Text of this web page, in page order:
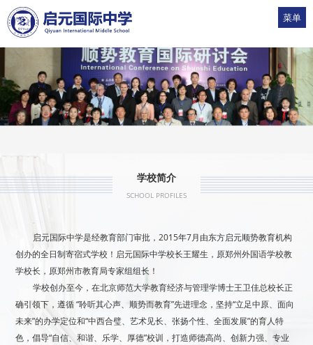
菜单
学校简介
SCHOOL PROFILES
启元国际中学是经教育部门审批，2015年7月由东方启元顺势教育机构
创办的全日制寄宿式学校！启元国际中学校长王耀生，原郑州外国语学校教
学校长，原郑州市教育局专家组组长！
学校创办至今，在北京师范大学教育经济与管理学博士王卫佳总校长正
确引领下，遵循 “聆听其心声、顺势而教育”先进理念，坚持“立足中原、面向
未来”的办学定位和“中西合璧、艺术见长、张扬个性、全面发展”的育人特
色，倡导“自信、和谐、乐学、厚德”校训，打造师德高尚、创新力强、专业